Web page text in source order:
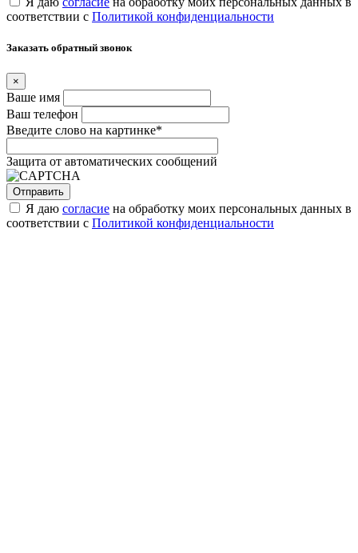
соответствии с Политикой конфиденциальности
Заказать обратный звонок
×
Ваше имя
Ваш телефон
Введите слово на картинке*
Защита от автоматических сообщений
Я даю согласие на обработку моих персональных данных в
соответствии с Политикой конфиденциальности